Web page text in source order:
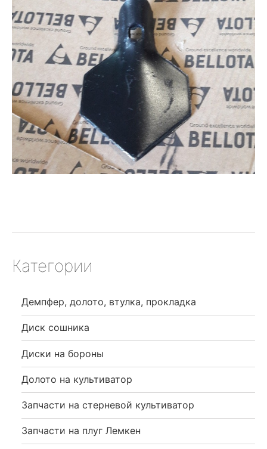
Категории
Демпфер, долото, втулка, прокладка
Диск сошника
Диски на бороны
Долото на культиватор
Запчасти на стерневой культиватор
Запчасти на плуг Лемкен